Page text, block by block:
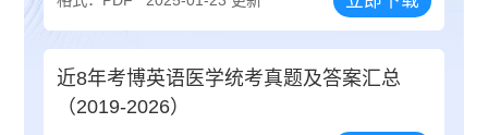
近8年考博英语医学统考真题及答案汇总
（2019-2026）